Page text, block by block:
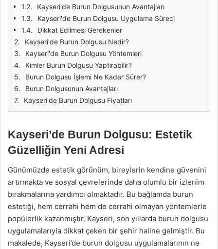
Kayseri'de Burun Dolgusunun Avantajları
Kayseri'de Burun Dolgusu Uygulama Süreci
Dikkat Edilmesi Gerekenler
Kayseri'de Burun Dolgusu Nedir?
Kayseri'de Burun Dolgusu Yöntemleri
Kimler Burun Dolgusu Yaptırabilir?
Burun Dolgusu İşlemi Ne Kadar Sürer?
Burun Dolgusunun Avantajları
Kayseri'de Burun Dolgusu Fiyatları
Kayseri’de Burun Dolgusu: Estetik
Güzelliğin Yeni Adresi
Günümüzde estetik görünüm, bireylerin kendine güvenini
artırmakta ve sosyal çevrelerinde daha olumlu bir izlenim
bırakmalarına yardımcı olmaktadır. Bu bağlamda burun
estetiği, hem cerrahi hem de cerrahi olmayan yöntemlerle
popülerlik kazanmıştır. Kayseri, son yıllarda burun dolgusu
uygulamalarıyla dikkat çeken bir şehir haline gelmiştir. Bu
makalede, Kayseri’de burun dolgusu uygulamalarının ne